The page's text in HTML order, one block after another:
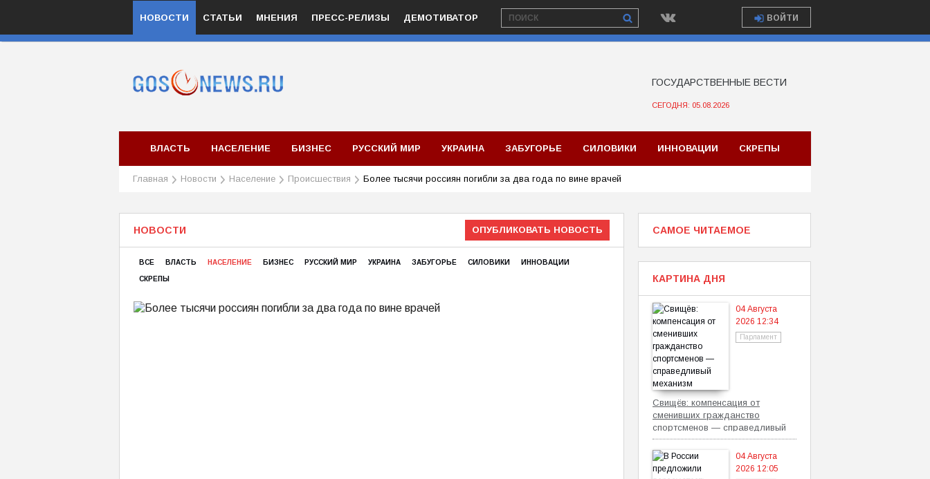
ВОЙТИ
НОВОСТИ СТАТЬИ МНЕНИЯ ПРЕСС-РЕЛИЗЫ ДЕМОТИВАТОР
ГОСУДАРСТВЕННЫЕ ВЕСТИ
СЕГОДНЯ: 05.08.2026
ВЛАСТЬ НАСЕЛЕНИЕ БИЗНЕС РУССКИЙ МИР УКРАИНА ЗАБУГОРЬЕ СИЛОВИКИ ИННОВАЦИИ СКРЕПЫ
Главная Новости Население Происшествия Более тысячи россиян погибли за два года по вине врачей
ОПУБЛИКОВАТЬ НОВОСТЬ
НОВОСТИ
ВСЕ ВЛАСТЬ НАСЕЛЕНИЕ БИЗНЕС РУССКИЙ МИР УКРАИНА ЗАБУГОРЬЕ СИЛОВИКИ ИННОВАЦИИ
СКРЕПЫ
САМОЕ ЧИТАЕМОЕ
КАРТИНА ДНЯ
04 Августа
2026 12:34
Парламент
Свищёв: компенсация от
сменивших гражданство
спортсменов — справедливый
механизм
04 Августа
2026 12:05